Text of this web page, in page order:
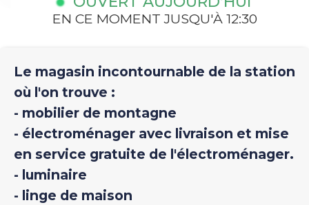
EN CE MOMENT JUSQU'À 12:30
Le magasin incontournable de la station
où l'on trouve :
- mobilier de montagne
- électroménager avec livraison et mise
en service gratuite de l'électroménager.
- luminaire
- linge de maison